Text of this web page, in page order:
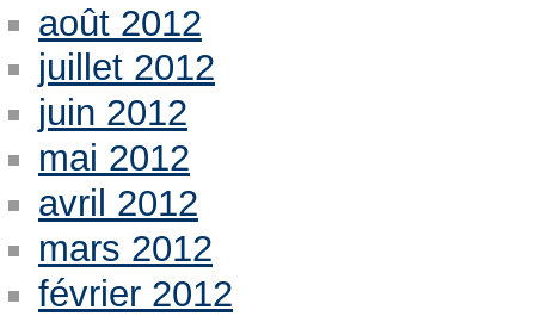
août 2012
juillet 2012
juin 2012
mai 2012
avril 2012
mars 2012
février 2012